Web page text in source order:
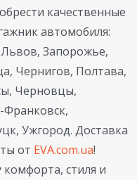
качественные
автомобиля:
Запорожье,
Чернигов, Полтава,
Черновцы,
Ужгород. Доставка
от EVA.com.ua!
стиля и